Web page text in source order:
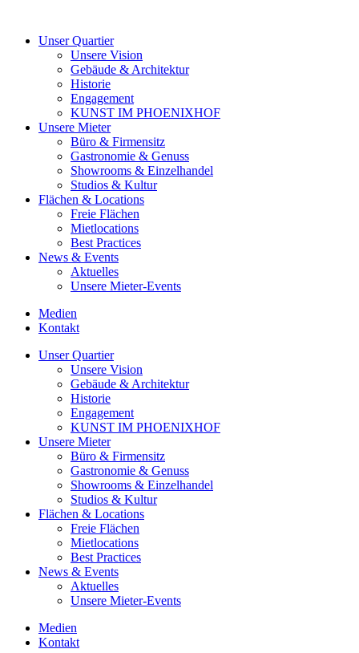
Unser Quartier
Unsere Vision
Gebäude & Architektur
Historie
Engagement
KUNST IM PHOENIXHOF
Unsere Mieter
Büro & Firmensitz
Gastronomie & Genuss
Showrooms & Einzelhandel
Studios & Kultur
Flächen & Locations
Freie Flächen
Mietlocations
Best Practices
News & Events
Aktuelles
Unsere Mieter-Events
Medien
Kontakt
Unser Quartier
Unsere Vision
Gebäude & Architektur
Historie
Engagement
KUNST IM PHOENIXHOF
Unsere Mieter
Büro & Firmensitz
Gastronomie & Genuss
Showrooms & Einzelhandel
Studios & Kultur
Flächen & Locations
Freie Flächen
Mietlocations
Best Practices
News & Events
Aktuelles
Unsere Mieter-Events
Medien
Kontakt